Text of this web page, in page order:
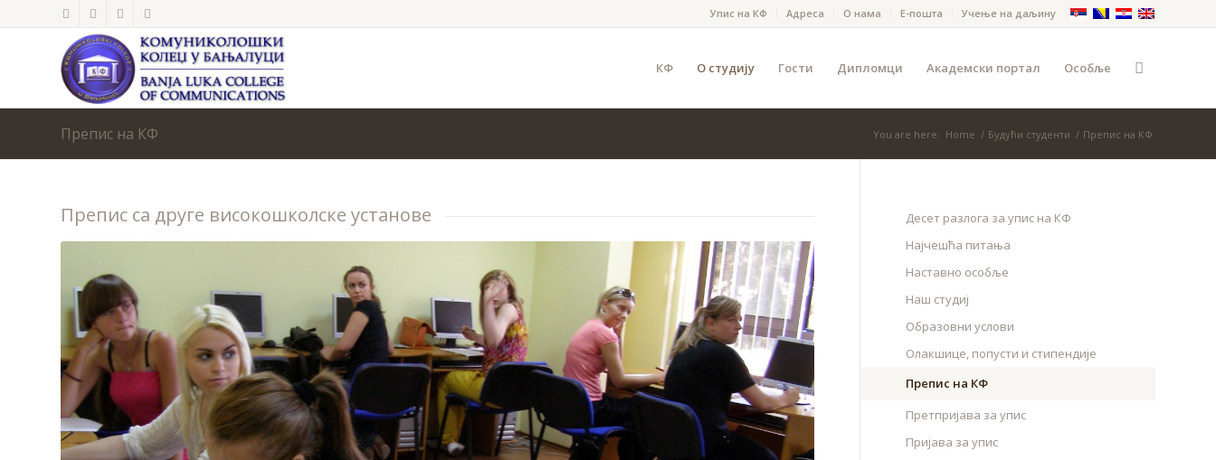
Упис на КФ Адреса О нама Е-пошта Учење на даљину
КФ О студију Гости Дипломци Академски портал Особље
Препис на КФ You are here: Home / Будући студенти / Препис на КФ
Препис са друге високошколске установе
Десет разлога за упис на КФ
Најчешћа питања
Наставно особље
Наш студиј
Образовни услови
Олакшице, попусти и стипендије
Препис на КФ
Претпријава за упис
Пријава за упис